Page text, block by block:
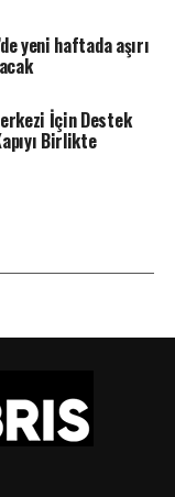
yeni haftada aşırı
İçin Destek
Birlikte